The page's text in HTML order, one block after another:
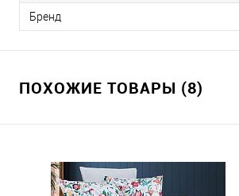
Бренд
ПОХОЖИЕ ТОВАРЫ (8)